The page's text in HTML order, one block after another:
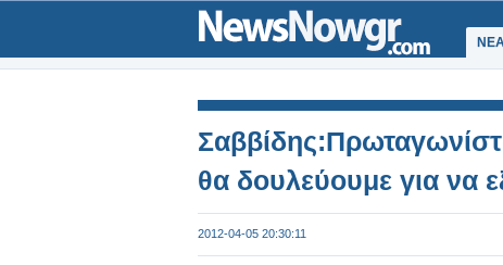
θα δουλεύουμε για να
2012-04-05 20:30:11